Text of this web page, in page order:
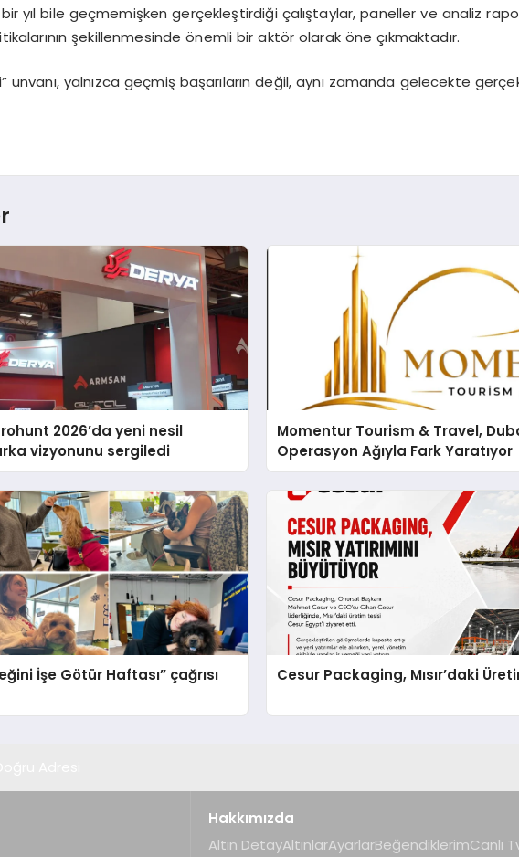
yıl bile geçmemişken gerçekleştirdiği çalıştaylar, paneller ve analiz
şekillenmesinde önemli bir aktör olarak öne çıkmaktadır.
unvanı, yalnızca geçmiş başarıların değil, aynı zamanda gelecekte
2026’da yeni nesil
vizyonunu sergiledi
Momentur Tourism & Travel,
Operasyon Ağıyla Fark Yaratıyor
İşe Götür Haftası” çağrısı Cesur Packaging, Mısır’daki
Hakkımızda
Altın DetayAltınlarAyarlarBeğendiklerimCanlı